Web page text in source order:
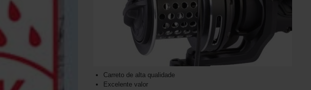
Carreto de alta qualidade
Excelente valor